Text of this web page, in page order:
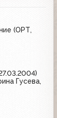
(ОРТ,
Гусева,